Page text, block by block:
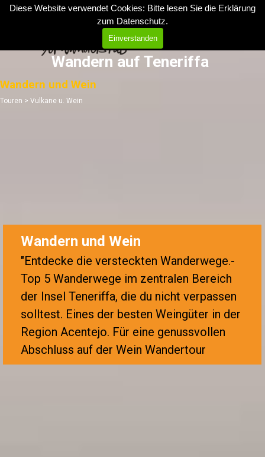
Diese Website verwendet Cookies: Bitte lesen Sie die Erklärung
zum Datenschutz.
Einverstanden
Direkt zum Seiteninhalt
Menü überspringen
Wandern auf Teneriffa
Wandern und Wein
Touren > Vulkane u. Wein
Wandern und Wein
"Entdecke die versteckten Wanderwege.-
Top 5 Wanderwege im zentralen Bereich
der Insel Teneriffa, die du nicht verpassen
solltest. Eines der besten Weingüter in der
Region Acentejo. Für eine genussvollen
Abschluss auf der Wein Wandertour